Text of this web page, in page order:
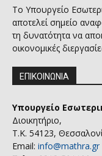
Το Υπουργείο
αποτελεί σημείο
τη δυνατότητα να
οικονομικές
ΕΠΙΚΟΙΝΩΝΙΑ
Υπουργείο
Διοικητήριο,
Τ.Κ. 54123,
Email: info@mathra.gr